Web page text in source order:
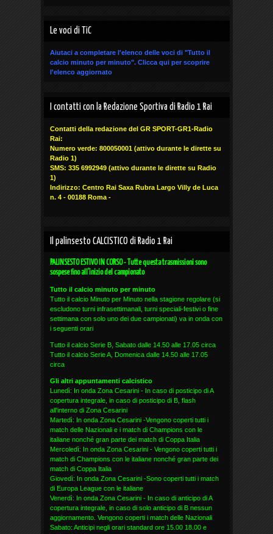
Le voci di TiC
Aiutaci a completare l'elenco delle voci di "Tutto il
calcio minuto per minuto". Clicca quiper scoprire
l'elenco aggiornato
I contatti con la Redazione Sportiva di Radio 1 Rai
Contatti della redazione del GR SPORT-GR1-Radio
Rai:
Numero verde: 800050001 (attivo durante le dirette su
Radio 1)
SMS: 335 6992949 (attivo durante le dirette su Radio
1)
Indirizzo: Centro Rai Saxa Rubra Largo Villy de Luca
n. 4 - 00188 Roma -
Il palinsesto CALCISTICO di Radio 1 Rai
PALINSESTO ESTIVO IN CORSO - Tutte questa trasmissioni sono
sospese fino all'inizio del campionato
Tutto il calcio minuto per minuto
Tutto il calcio Minuto per Minuto nella stagione regolare (si
escludono turni infrasettimanali, turni speciali-festivi o fine
settimana con solo uno dei due campionati) va in onda con
i seguenti orari
Tutto il calcio Serie B, Sabato dalle 14.50 alle 17.05 circa
Tutto il calcio Serie A, Domenica dalle 14.50 alle 17.05
circa
Gli altri appuntamenti calcistico
Lunedì: In onda Zona Cesarini - In caso di posticipo di A
copertura integrale, in caso di posticipo di B, flash
all'interno di Zona Cesarini
Martedì: In onda Zona Cesarini -Vengono coperti tutti i
match delle Nazionali e i match di Champions con le
italiane nonché gran parte dei match di Coppa Italia
Mercoledì: In onda Zona Cesarini - Vengono coperti tutti i
match di Champions con le italiane nonché gran parte dei
match di Coppa Italia
Giovedì: In onda Zona Cesarini -Sono coperti tutti i match
di Europa League con le italiane
Venerdì: In onda Zona Cesarini - In caso di anticipo di A
copertura integrale, in caso di solo anticipo di B nessun
aggiornamento. Vengono coperti i match delle Nazionali
Sabato: Anticipi negli orari standard ore 15.00 18.00 e